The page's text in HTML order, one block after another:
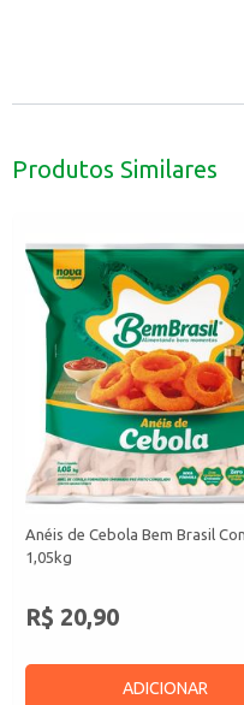
Produtos Similares
Anéis de Cebola Bem Brasil
1,05kg
R$ 20,90
ADICIONAR